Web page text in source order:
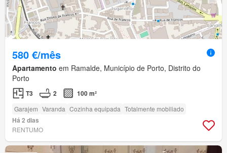
580 €/mês
Apartamento em Ramalde, Município de Porto, Distrito do
Porto
T3 2 100 m²
Garajem Varanda Cozinha equipada Totalmente mobiliado
Há 2 dias
RENTUMO